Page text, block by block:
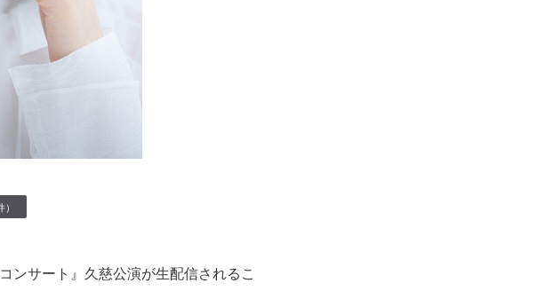
ンサート』久慈公演が生配信されるこ